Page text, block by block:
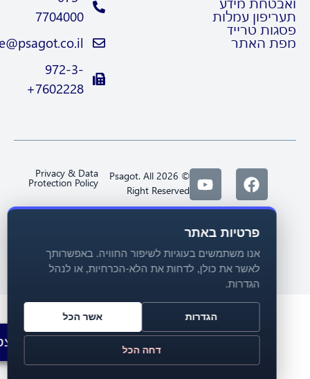
עמלות
טרייד
האתר
7704000
Trade@psagot.co.il
972-3-
7602228+
© 2026 Psagot. All
Right Reserved
Privacy & Data
Protection Policy
פרטיות באתר
אנו משתמשים בעוגיות לשיפור החוויה. באפשרותך
לאשר את כולן, לדחות את הלא-הכרחיות, או לנהל
הגדרות.
הגדרות
דחה הכל
אשר הכל